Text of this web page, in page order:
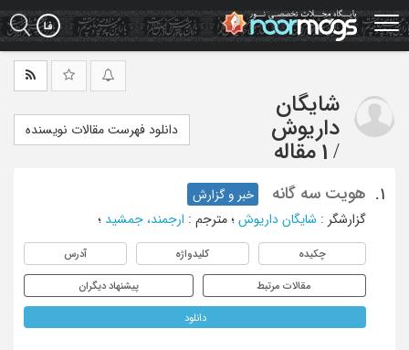
Skip
to
main
شایگان
داریوش
/ 1 مقاله
دانلود فهرست مقالات نویسنده
1. هویت سه گانه
خبر و گزارش
گزارشگر : شایگان داریوش ؛ مترجم : ارجمند، جمشید ؛
چکیده کلیدواژه آدرس
مقالات مرتبط پیشنهاد دیگران
دانلود